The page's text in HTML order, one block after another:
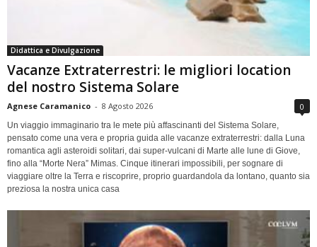
Didattica e Divulgazione
Vacanze Extraterrestri: le migliori location
del nostro Sistema Solare
Agnese Caramanico - 8 Agosto 2026 0
Un viaggio immaginario tra le mete più affascinanti del Sistema Solare,
pensato come una vera e propria guida alle vacanze extraterrestri: dalla Luna
romantica agli asteroidi solitari, dai super-vulcani di Marte alle lune di Giove,
fino alla “Morte Nera” Mimas. Cinque itinerari impossibili, per sognare di
viaggiare oltre la Terra e riscoprire, proprio guardandola da lontano, quanto sia
preziosa la nostra unica casa